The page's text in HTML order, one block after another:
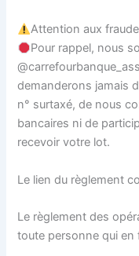
Attention aux
Pour rappel, nous
demanderons jamais
n° surtaxé, de nous
bancaires ni de
recevoir votre lot.
Le lien du règlement
Le règlement des
toute personne qui en